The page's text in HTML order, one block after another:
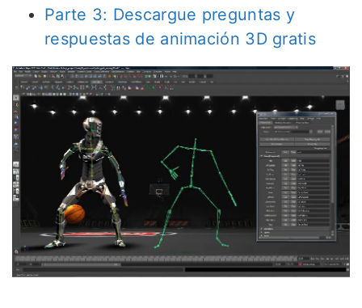
Parte 3: Descargue preguntas y
respuestas de animación 3D gratis